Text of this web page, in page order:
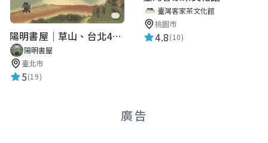
陽明書屋｜草山、台北400年古地圖老照片展｜智慧導覽
陽明書屋
臺北市
5(19)
臺灣客家茶文化館
桃園市
4.8(10)
廣告